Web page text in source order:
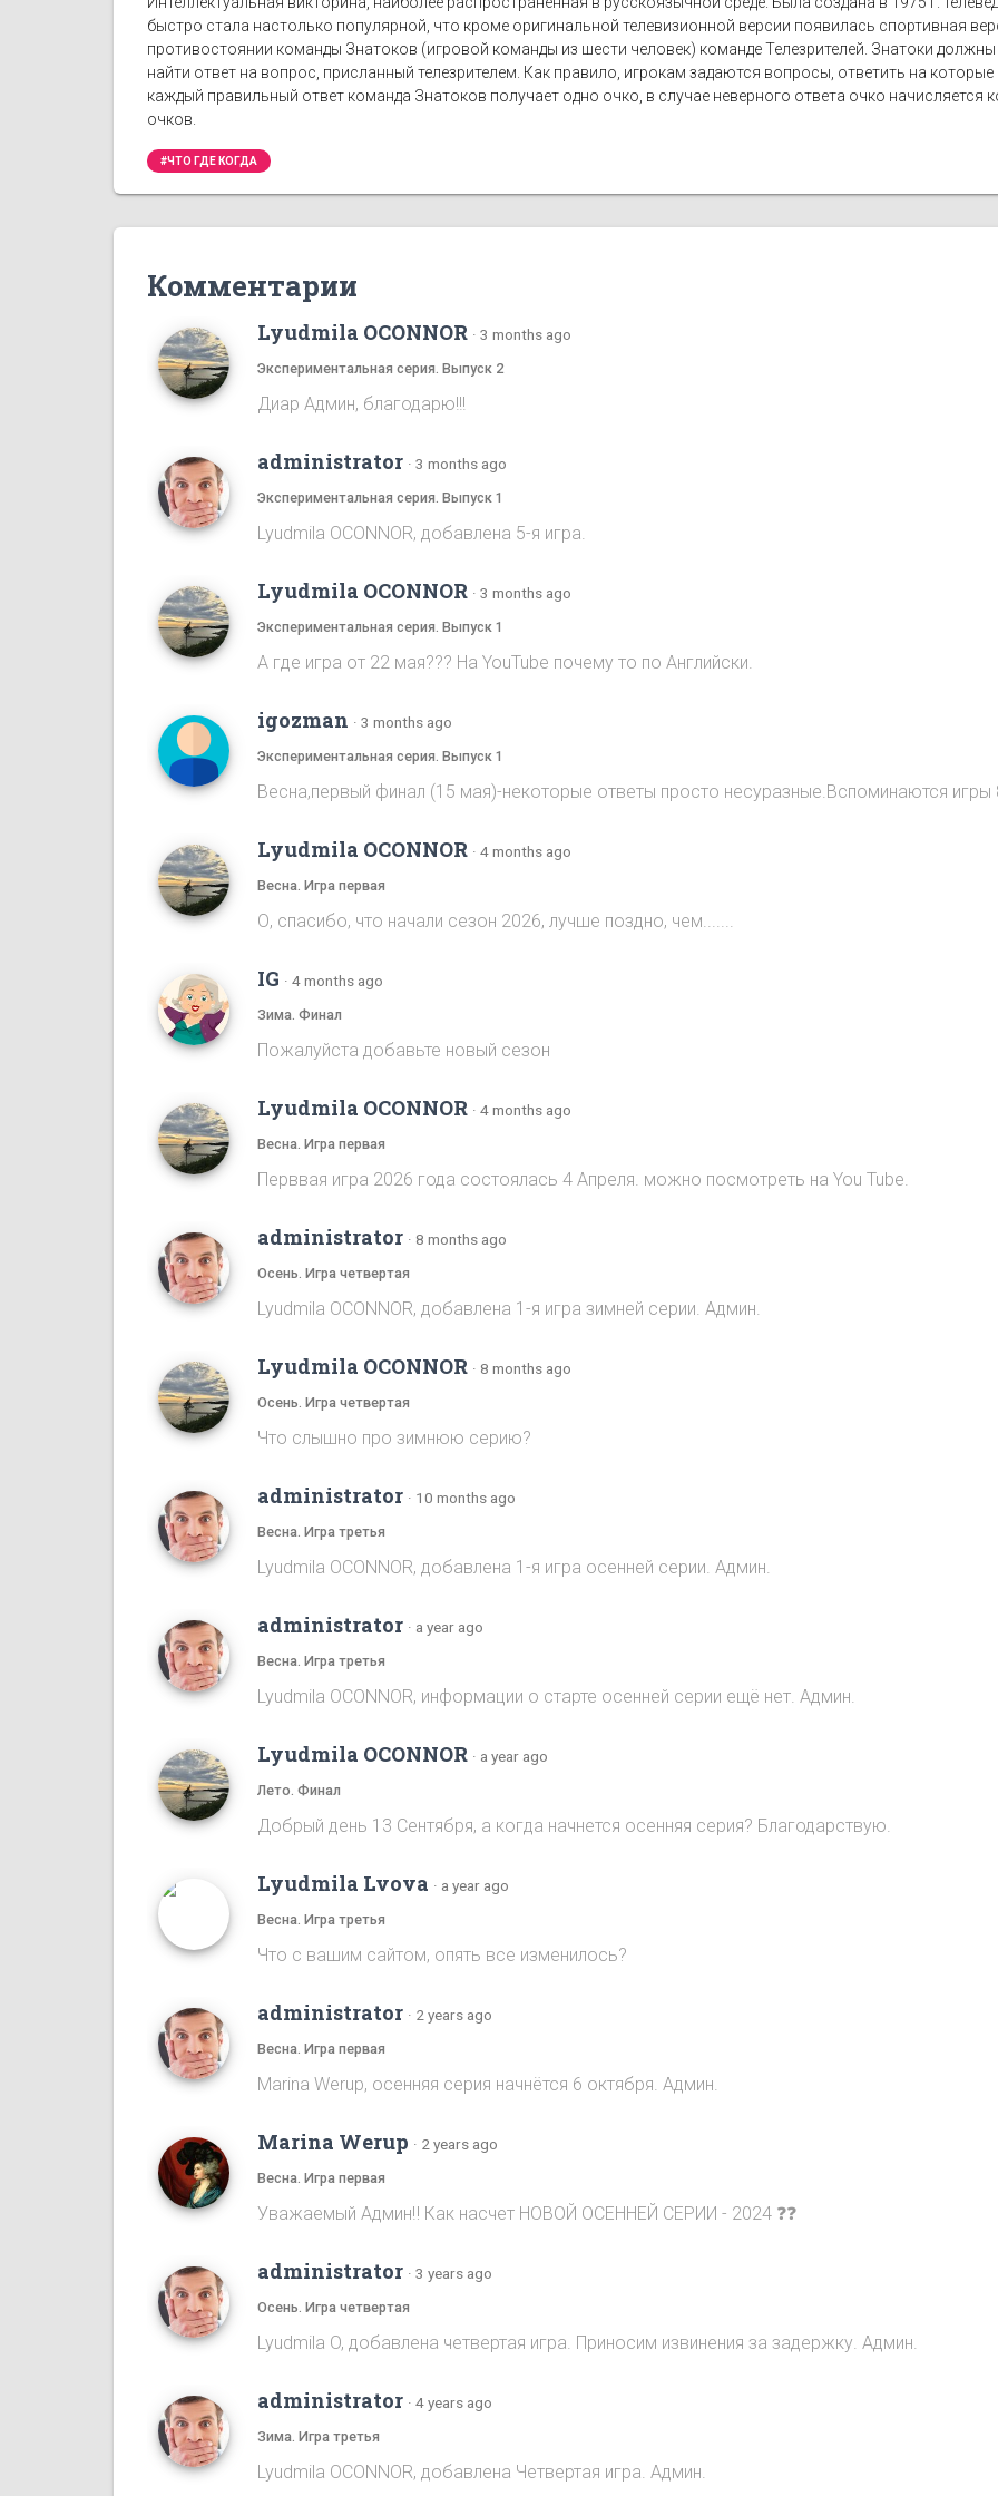
быстро стала настолько популярной, что кроме оригинальной телевизионной версии появилась спортивная
противостоянии команды Знатоков (игровой команды из шести человек) команде Телезрителей. Знатоки
найти ответ на вопрос, присланный телезрителем. Как правило, игрокам задаются вопросы, ответить на
каждый правильный ответ команда Знатоков получает одно очко, в случае неверного ответа очко начисляется
очков.
#ЧТО ГДЕ КОГДА
Комментарии
Lyudmila OCONNOR · 3 months ago
Экспериментальная серия. Выпуск 2
Диар Админ, благодарю!!!
administrator · 3 months ago
Экспериментальная серия. Выпуск 1
Lyudmila OCONNOR, добавлена 5-я игра.
Lyudmila OCONNOR · 3 months ago
Экспериментальная серия. Выпуск 1
А где игра от 22 мая??? На YouTube почему то по Английски.
igozman · 3 months ago
Экспериментальная серия. Выпуск 1
Весна,первый финал (15 мая)-некоторые ответы просто несуразные.Вспоминаются игры
Lyudmila OCONNOR · 4 months ago
Весна. Игра первая
О, спасибо, что начали сезон 2026, лучше поздно, чем.......
IG · 4 months ago
Зима. Финал
Пожалуйста добавьте новый сезон
Lyudmila OCONNOR · 4 months ago
Весна. Игра первая
Перввая игра 2026 года состоялась 4 Апреля. можно посмотреть на You Tube.
administrator · 8 months ago
Осень. Игра четвертая
Lyudmila OCONNOR, добавлена 1-я игра зимней серии. Админ.
Lyudmila OCONNOR · 8 months ago
Осень. Игра четвертая
Что слышно про зимнюю серию?
administrator · 10 months ago
Весна. Игра третья
Lyudmila OCONNOR, добавлена 1-я игра осенней серии. Админ.
administrator · a year ago
Весна. Игра третья
Lyudmila OCONNOR, информации о старте осенней серии ещё нет. Админ.
Lyudmila OCONNOR · a year ago
Лето. Финал
Добрый день 13 Сентября, а когда начнется осенняя серия? Благодарствую.
Lyudmila Lvova · a year ago
Весна. Игра третья
Что с вашим сайтом, опять все изменилось?
administrator · 2 years ago
Весна. Игра первая
Marina Werup, осенняя серия начнётся 6 октября. Админ.
Marina Werup · 2 years ago
Весна. Игра первая
Уважаемый Админ‼️ Как насчет НОВОЙ ОСЕННЕЙ СЕРИИ - 2024 ❓❓
administrator · 3 years ago
Осень. Игра четвертая
Lyudmila O, добавлена четвертая игра. Приносим извинения за задержку. Админ.
administrator · 4 years ago
Зима. Игра третья
Lyudmila OCONNOR, добавлена Четвертая игра. Админ.